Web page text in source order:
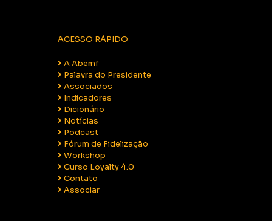
ACESSO RÁPIDO
A Abemf
Palavra do Presidente
Associados
Indicadores
Dicionário
Notícias
Podcast
Fórum de Fidelização
Workshop
Curso Loyalty 4.0
Contato
Associar